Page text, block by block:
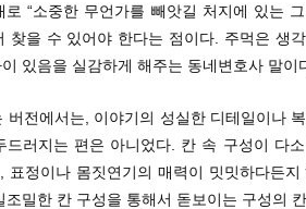
“소중한 무언가를 빼앗길 처지에 있는
찾을 수 있어야 한다는 점이다. 주먹은 생
있음을 실감하게 해주는 동네변호사 말이
버전에서는, 이야기의 성실한 디테일이나
러지는 편은 아니었다. 칸 속 구성이 다
표정이나 몸짓연기의 매력이 밋밋하다든지
밀한 칸 구성을 통해서 돋보이는 구성의